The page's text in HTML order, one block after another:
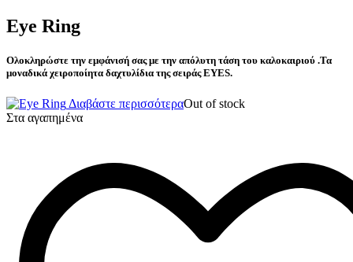
Eye Ring
Ολοκληρώστε την εμφάνισή σας με την απόλυτη τάση του καλοκαιριού .Τα
μοναδικά χειροποίητα δαχτυλίδια της σειράςEYES.
Διαβάστε περισσότεραOut of stock
Στα αγαπημένα